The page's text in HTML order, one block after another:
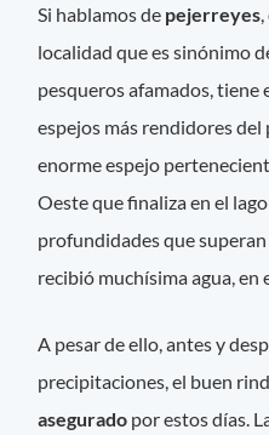
Si hablamos de pejerreyes
localidad que es sinónimo
pesqueros afamados, tiene
espejos más rendidores del
enorme espejo
Oeste que finaliza en el
profundidades que
recibió muchísima agua, en
A pesar de ello, antes y
precipitaciones, el buen
asegurado por estos días.